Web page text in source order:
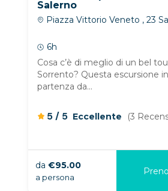
Salerno
Piazza Vittorio Veneto , 23
6h
Cosa c’è di meglio di un bel
Sorrento? Questa escursione in
partenza da...
5 / 5 Eccellente (3
da €95.00
a persona